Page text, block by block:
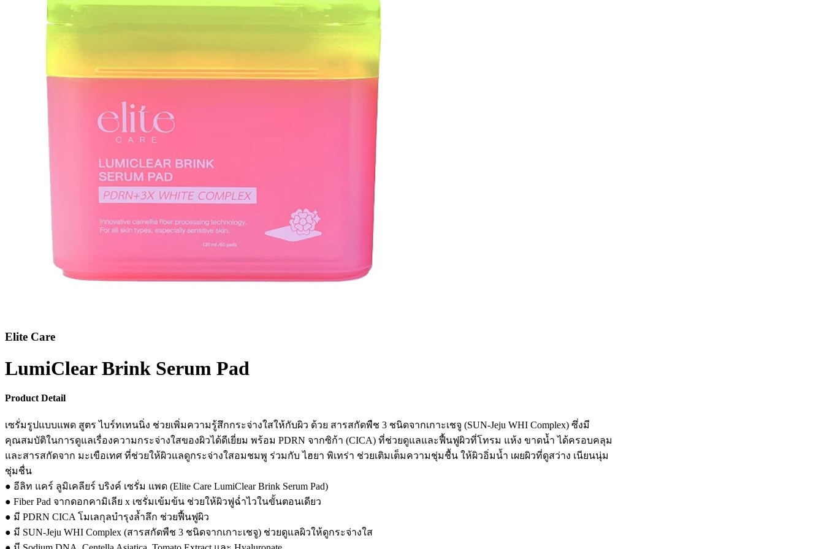
Elite Care
LumiClear Brink Serum Pad
Product Detail
เซรั่มรูปแบบแพด สูตร ไบร์ทเทนนิ่ง ช่วยเพิ่มความรู้สึกกระจ่างใสให้กับผิว ด้วย สารสกัดพืช 3 ชนิดจากเกาะเชจู (SUN-Jeju WHI Complex) ซึ่งมี
คุณสมบัติในการดูแลเรื่องความกระจ่างใสของผิวได้ดีเยี่ยม พร้อม PDRN จากซิก้า (CICA) ที่ช่วยดูแลและฟื้นฟูผิวที่โทรม แห้ง ขาดน้ำ ได้ครอบคลุม
และสารสกัดจาก มะเขือเทศ ที่ช่วยให้ผิวแลดูกระจ่างใสอมชมพู ร่วมกับ ไฮยา พิเทร่า ช่วยเติมเต็มความชุ่มชื้น ให้ผิวอิ่มน้ำ เผยผิวที่ดูสว่าง เนียนนุ่ม
ชุ่มชื่น
● อีลิท แคร์ ลูมิเคลียร์ บริงค์ เซรั่ม แพด (Elite Care LumiClear Brink Serum Pad)
● Fiber Pad จากดอกคามิเลีย x เซรั่มเข้มข้น ช่วยให้ผิวฟูฉ่ำไวในขั้นตอนเดียว
● มี PDRN CICA โมเลกุลบำรุงล้ำลึก ช่วยฟื้นฟูผิว
● มี SUN-Jeju WHI Complex (สารสกัดพืช 3 ชนิดจากเกาะเชจู) ช่วยดูแลผิวให้ดูกระจ่างใส